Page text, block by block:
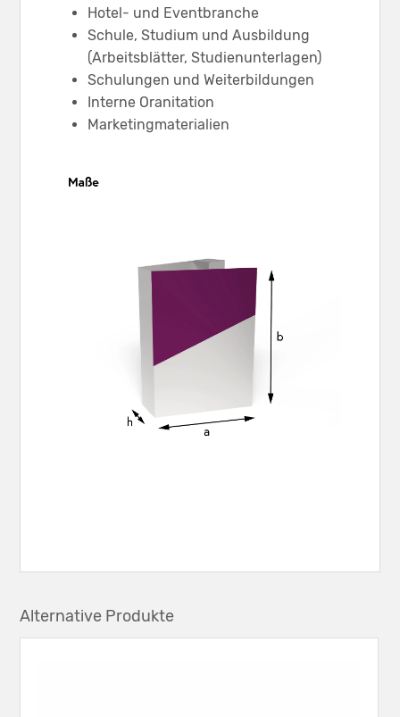
Hotel- und Eventbranche
Schule, Studium und Ausbildung
(Arbeitsblätter, Studienunterlagen)
Schulungen und Weiterbildungen
Interne Oranitation
Marketingmaterialien
Alternative Produkte